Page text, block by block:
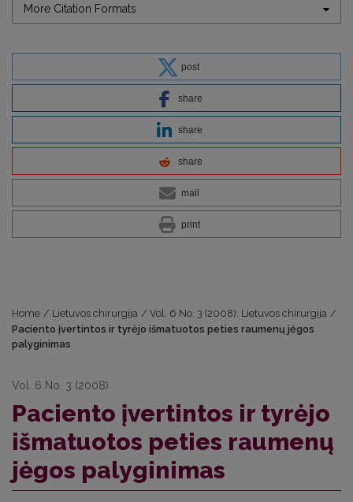
More Citation Formats
post
share
share
share
mail
print
Home / Lietuvos chirurgija / Vol. 6 No. 3 (2008): Lietuvos chirurgija /
Paciento įvertintos ir tyrėjo išmatuotos peties raumenų jėgos
palyginimas
Vol. 6 No. 3 (2008)
Paciento įvertintos ir tyrėjo
išmatuotos peties raumenų
jėgos palyginimas